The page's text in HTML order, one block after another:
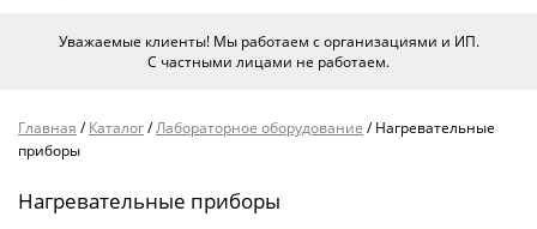
Уважаемые клиенты! Мы работаем с организациями и ИП.
С частными лицами не работаем.
Главная /Каталог/Лабораторное оборудование /Нагревательные
приборы
Нагревательные приборы